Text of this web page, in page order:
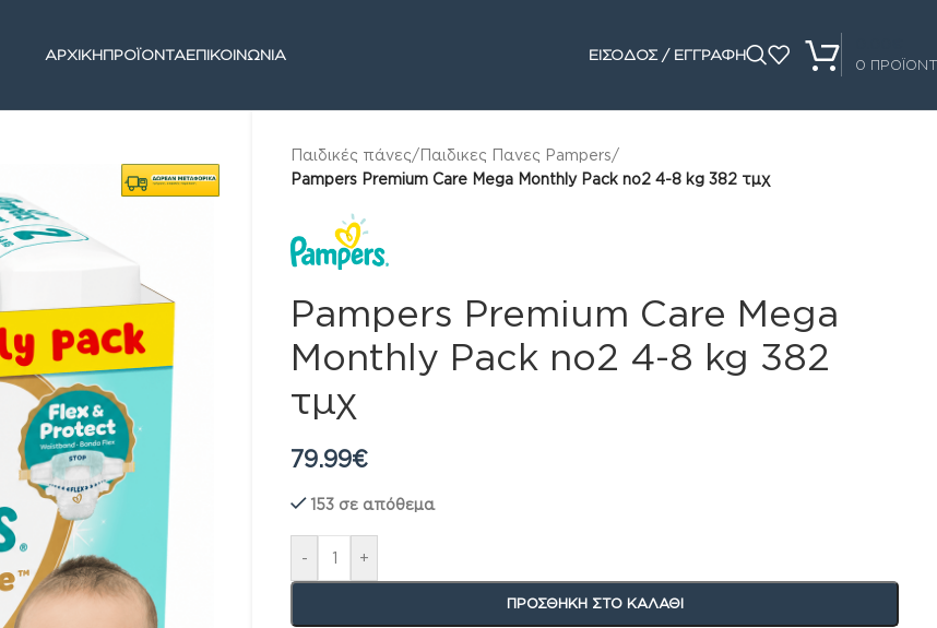
ΑΡΧΙΚΗΠΡΟΪΟΝΤΑΕΠΙΚΟΙΝΩΝΙΑ ΕΙΣΟΔΟΣ / ΕΓΓΡΑΦΗ
0
Παιδικές πάνες/Παιδικες Πανες Pampers/
Pampers Premium Care Mega Monthly Pack no2 4-8 kg 382 τμχ
Pampers Premium Care Mega
Monthly Pack no2 4-8 kg 382
τμχ
79.99€
153 σε απόθεμα
- +
ΠΡΟΣΘΉΚΗ ΣΤΟ ΚΑΛΆΘΙ